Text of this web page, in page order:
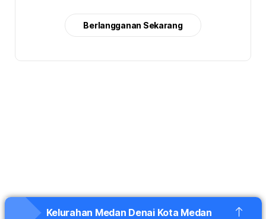
Berlangganan Sekarang
Kelurahan Medan Denai Kota Medan